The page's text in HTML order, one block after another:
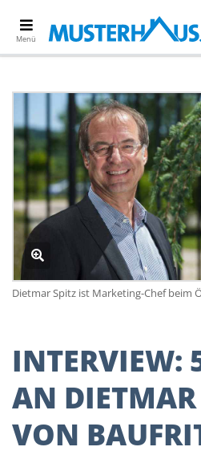
Menü
Dietmar Spitz ist Marketing-Chef beim
INTERVIEW:
AN
VON